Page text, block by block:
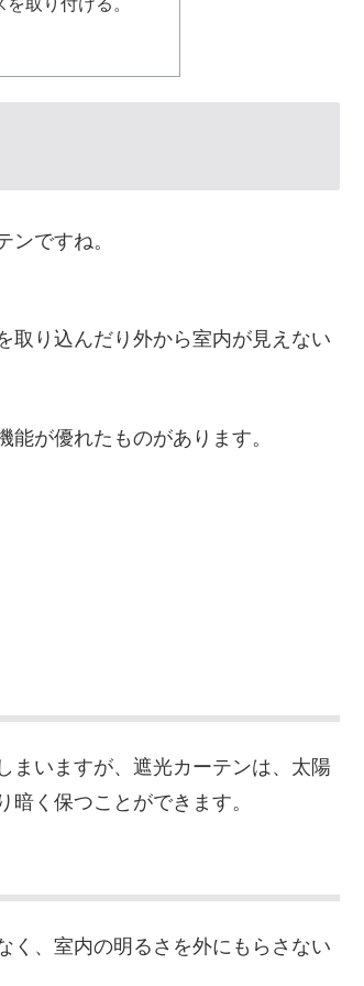
ですね。
取り込んだり外から室内が見えない
が優れたものがあります。
まいますが、遮光カーテンは、太陽
く保つことができます。
く、室内の明るさを外にもらさない